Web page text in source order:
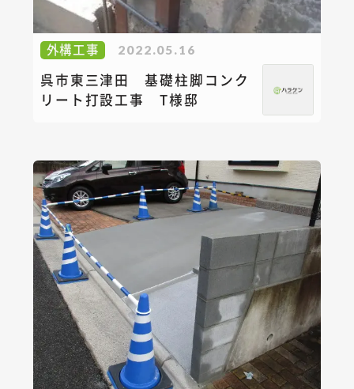
外構工事 2022.05.16
呉市東三津田 基礎柱脚コンク
リート打設工事 T様邸